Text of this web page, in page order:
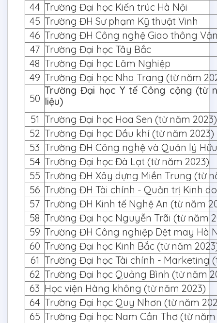
44 Trường Đại học Kiến trúc Hà Nội
45 Trường ĐH Sư phạm Kỹ thuật Vinh
46 Trường ĐH Công nghệ Giao thông
47 Trường Đại học Tây Bắc
48 Trường Đại học Lâm Nghiệp
49 Trường Đại học Nha Trang (từ năm
50
Trường Đại học Y tế Công cộng (từ
liệu)
51 Trường Đại học Hoa Sen (từ năm 2023)
52 Trường Đại học Dầu khí (từ năm 2023)
53 Trường ĐH Công nghệ và Quản lý
54 Trường Đại học Đà Lạt (từ năm 2023)
55 Trường ĐH Xây dựng Miền Trung (từ
56 Trường ĐH Tài chính - Quản trị Kinh
57 Trường ĐH Kinh tế Nghệ An (từ năm
58 Trường Đại học Nguyễn Trãi (từ năm
59 Trường ĐH Công nghiệp Dệt may Hà
60 Trường Đại học Kinh Bắc (từ năm
61 Trường Đại học Tài chính - Marketing
62 Trường Đại học Quảng Bình (từ năm
63 Học viện Hàng không (từ năm 2023)
64 Trường Đại học Quy Nhơn (từ năm
65 Trường Đại học Nam Cần Thơ (từ năm